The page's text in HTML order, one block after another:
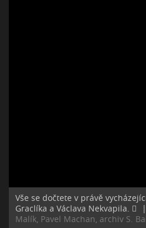
Vše se dočtete v právě
Graclíka a Václava Nekvapila. ﷯
|
Malík, Pavel Machan, archiv S.